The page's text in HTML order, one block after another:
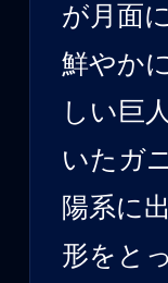
が月面
鮮やか
しい巨
いたガ
陽系に
形をと